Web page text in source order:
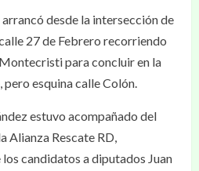
desde la intersección de
27 de Febrero recorriendo
para concluir en la
esquina calle Colón.
estuvo acompañado del
Alianza Rescate RD,
candidatos a diputados Juan